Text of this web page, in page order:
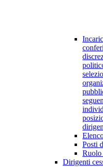
Posti
Ruolo
Dirigenti